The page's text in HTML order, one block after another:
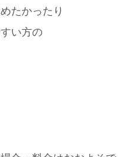
たかったり
い方の